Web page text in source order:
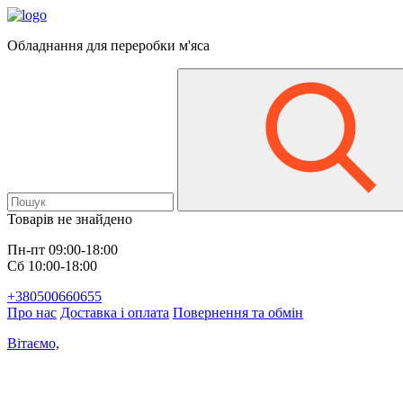
Обладнання для переробки м'яса
Товарів не знайдено
Пн-пт 09:00-18:00
Сб 10:00-18:00
+380500660655
Про нас Доставка і оплата Повернення та обмін
Вітаємо,